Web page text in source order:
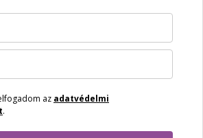
az adatvédelmi
.